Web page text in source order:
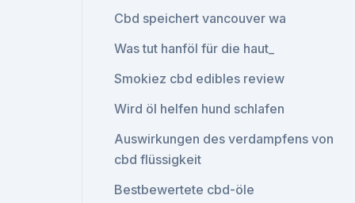
Cbd speichert vancouver wa
Was tut hanföl für die haut_
Smokiez cbd edibles review
Wird öl helfen hund schlafen
Auswirkungen des verdampfens von
cbd flüssigkeit
Bestbewertete cbd-öle